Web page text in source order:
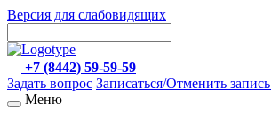
Версия для слабовидящих
+7 (8442) 59-59-59
Задать вопрос Записаться/Отменить запись
Меню